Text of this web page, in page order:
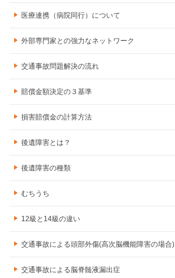
医療連携（病院同行）について
外部専門家との強力なネットワーク
交通事故問題解決の流れ
賠償金額決定の３基準
損害賠償金の計算方法
後遺障害とは？
後遺障害の種類
むちうち
12級と14級の違い
交通事故による頭部外傷(高次脳機能障害の場合)
交通事故による脳脊髄液漏出症